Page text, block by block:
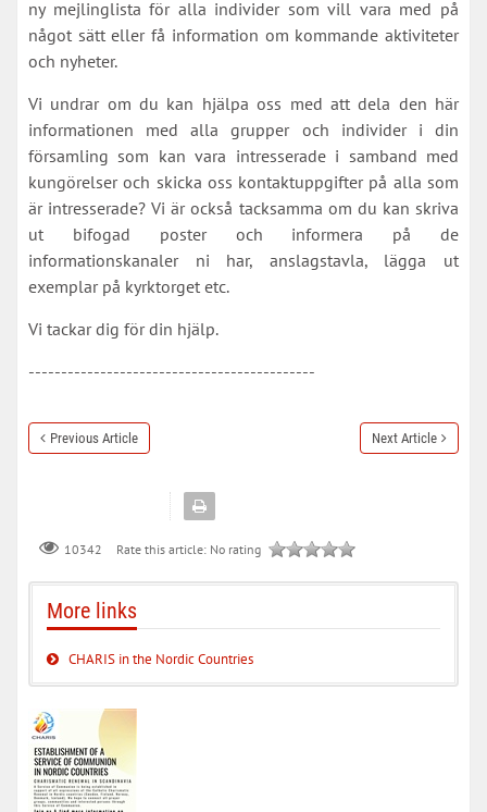
ny mejlinglista för alla individer som vill vara med på
något sätt eller få information om kommande aktiviteter
och nyheter.
Vi undrar om du kan hjälpa oss med att dela den här
informationen med alla grupper och individer i din
församling som kan vara intresserade i samband med
kungörelser och skicka oss kontaktuppgifter på alla som
är intresserade? Vi är också tacksamma om du kan skriva
ut bifogad poster och informera på de
informationskanaler ni har, anslagstavla, lägga ut
exemplar på kyrktorget etc.
Vi tackar dig för din hjälp.
--------------------------------------------
Previous Article Next Article
10342 Rate this article: No rating
More links
CHARIS in the Nordic Countries